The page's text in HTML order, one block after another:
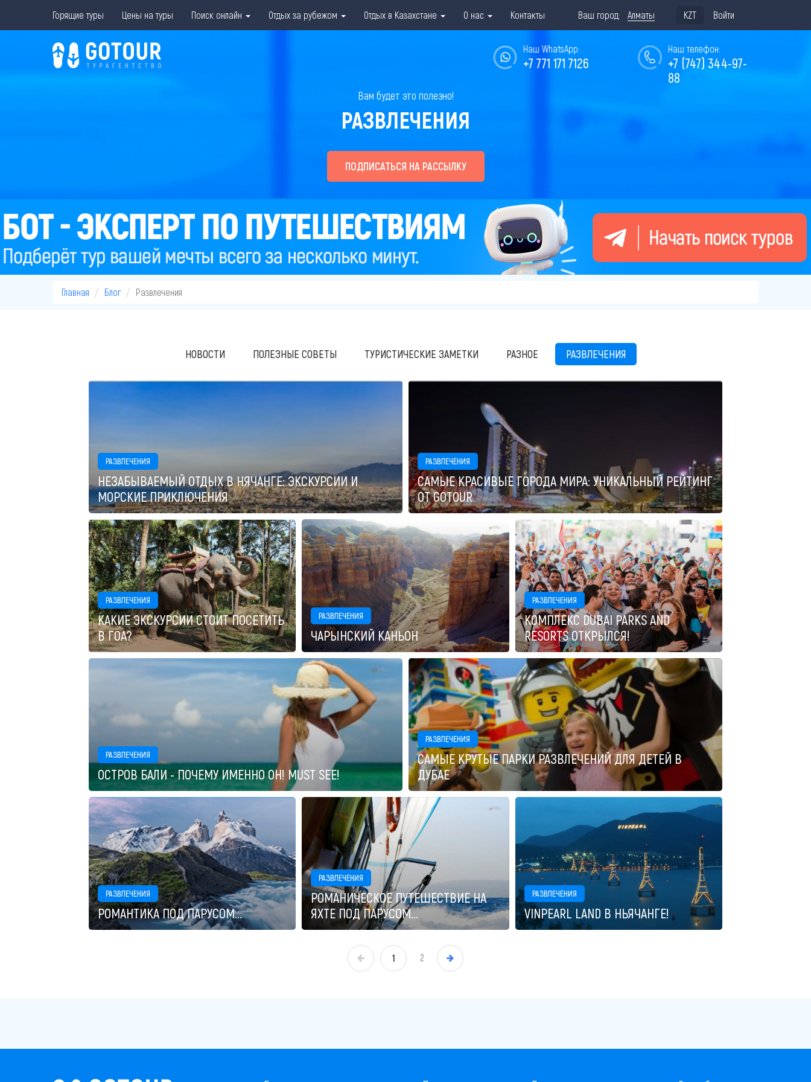
Горящие туры Цены на туры Поиск онлайн Отдых за рубежом Отдых в Казахстане О нас Контакты Ваш город: Алматы KZT Войти
Наш телефон:
+7 (747) 344-97-
88
Наш WhatsApp:
+7 771 171 7126
Вам будет это полезно!
РАЗВЛЕЧЕНИЯ
ПОДПИСАТЬСЯ НА РАССЫЛКУ
Главная Блог Развлечения
НОВОСТИ ПОЛЕЗНЫЕ СОВЕТЫ ТУРИСТИЧЕСКИЕ ЗАМЕТКИ РАЗНОЕ РАЗВЛЕЧЕНИЯ
РАЗВЛЕЧЕНИЯ
НЕЗАБЫВАЕМЫЙ ОТДЫХ В НЯЧАНГЕ: ЭКСКУРСИИ И
МОРСКИЕ ПРИКЛЮЧЕНИЯ
РАЗВЛЕЧЕНИЯ
САМЫЕ КРАСИВЫЕ ГОРОДА МИРА: УНИКАЛЬНЫЙ РЕЙТИНГ
ОТ GOTOUR
РАЗВЛЕЧЕНИЯ
КАКИЕ ЭКСКУРСИИ СТОИТ ПОСЕТИТЬ
В ГОА?
РАЗВЛЕЧЕНИЯ
ЧАРЫНСКИЙ КАНЬОН
РАЗВЛЕЧЕНИЯ
КОМПЛЕКС DUBAI PARKS AND
RESORTS ОТКРЫЛСЯ!
РАЗВЛЕЧЕНИЯ
ОСТРОВ БАЛИ - ПОЧЕМУ ИМЕННО ОН! MUST SEE!
РАЗВЛЕЧЕНИЯ
САМЫЕ КРУТЫЕ ПАРКИ РАЗВЛЕЧЕНИЙ ДЛЯ ДЕТЕЙ В
ДУБАЕ
РАЗВЛЕЧЕНИЯ
РОМАНТИКА ПОД ПАРУСОМ...
РАЗВЛЕЧЕНИЯ
РОМАНИЧЕСКОЕ ПУТЕШЕСТВИЕ НА
ЯХТЕ ПОД ПАРУСОМ...
РАЗВЛЕЧЕНИЯ
VINPEARL LAND В НЬЯЧАНГЕ!
« 1 2 »